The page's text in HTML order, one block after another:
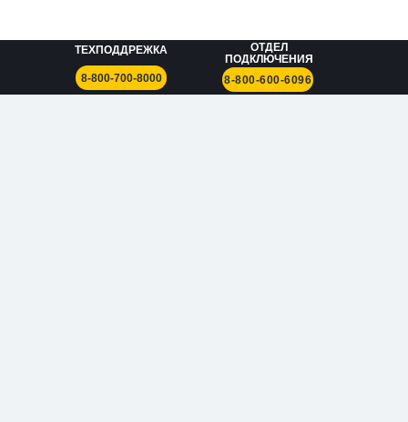
ТЕХПОДДРЕЖКА
ОТДЕЛ
ПОДКЛЮЧЕНИЯ
8-800-700-8000
8-800-600-6096